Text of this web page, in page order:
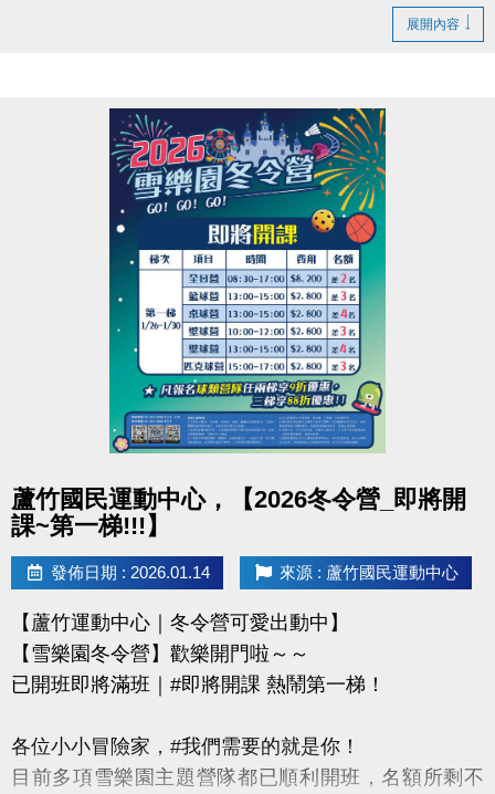
▶ 課程臨櫃報名，【NEW】課程可使用APP報名。
▶ 上課請穿著運動服裝，並攜帶毛巾、水。
▶ 有氧、瑜珈、飛輪需年滿15歲；懸吊、空瑜需年滿
▶ 若因人數不足無法開班，將於開課前通知，並請持
原信用卡、繳費憑證及發票至本中心辦理退費。
-洽詢專線：03-2639066 #115、116
-官網 :
https://www.lzsports.com.tw/zh_TW/news/pageID/1/
-FB : 桃園市蘆竹國民運動中心
-IG : @luzhusports
展開內容
蘆竹國民運動中心，【2026冬令營_即將開
課~第一梯!!!】
發佈日期 : 2026.01.14 來源 : 蘆竹國民運動中心
【蘆竹運動中心｜冬令營可愛出動中】
【雪樂園冬令營】歡樂開門啦～～
已開班即將滿班｜#即將開課 熱鬧第一梯！
各位小小冒險家，#我們需要的就是你！
目前多項雪樂園主題營隊都已順利開班，名額所剩不